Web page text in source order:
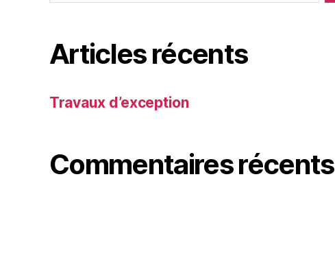
Articles récents
Travaux d’exception
Commentaires récents